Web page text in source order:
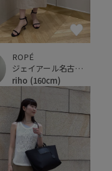
ROPÉ
ジェイアール名古屋タカシマヤ
riho (160cm)